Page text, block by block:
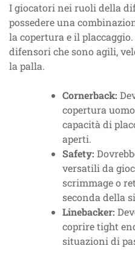
I giocatori nei ruoli della
possedere una
la copertura e il
difensori che sono agili,
la palla.
Cornerback:
copertura
capacità di
aperti.
Safety:
versatili da
scrimmage o
seconda della
Linebacker:
coprire tight
situazioni di